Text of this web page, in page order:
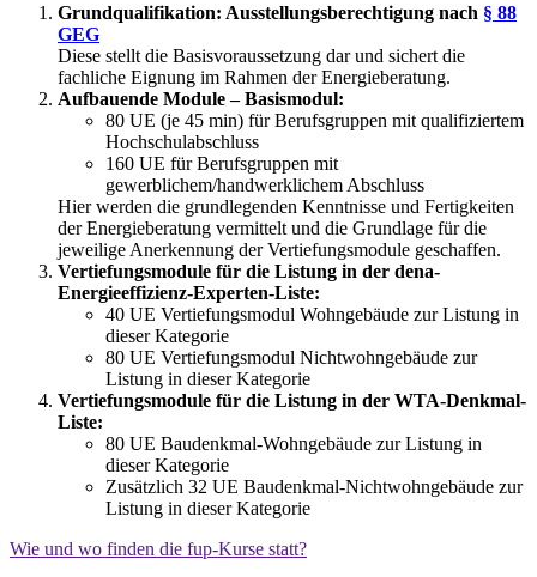
Grundqualifikation: Ausstellungsberechtigung nach § 88
GEG
Diese stellt die Basisvoraussetzung dar und sichert die
fachliche Eignung im Rahmen der Energieberatung.
Aufbauende Module – Basismodul:
80 UE (je 45 min) für Berufsgruppen mit qualifiziertem
Hochschulabschluss
160 UE für Berufsgruppen mit
gewerblichem/handwerklichem Abschluss
Hier werden die grundlegenden Kenntnisse und Fertigkeiten
der Energieberatung vermittelt und die Grundlage für die
jeweilige Anerkennung der Vertiefungsmodule geschaffen.
Vertiefungsmodule für die Listung in der dena-
Energieeffizienz-Experten-Liste:
40 UE Vertiefungsmodul Wohngebäude zur Listung in
dieser Kategorie
80 UE Vertiefungsmodul Nichtwohngebäude zur
Listung in dieser Kategorie
Vertiefungsmodule für die Listung in der WTA-Denkmal-
Liste:
80 UE Baudenkmal-Wohngebäude zur Listung in
dieser Kategorie
Zusätzlich 32 UE Baudenkmal-Nichtwohngebäude zur
Listung in dieser Kategorie
Wie und wo finden die fup-Kurse statt?